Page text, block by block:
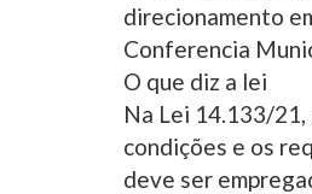
direcionamento
Conferencia
O que diz a lei
Na Lei 14.133/
condições e os
deve ser